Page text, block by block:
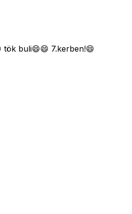
tök buli😄😄 7.kerben!😄